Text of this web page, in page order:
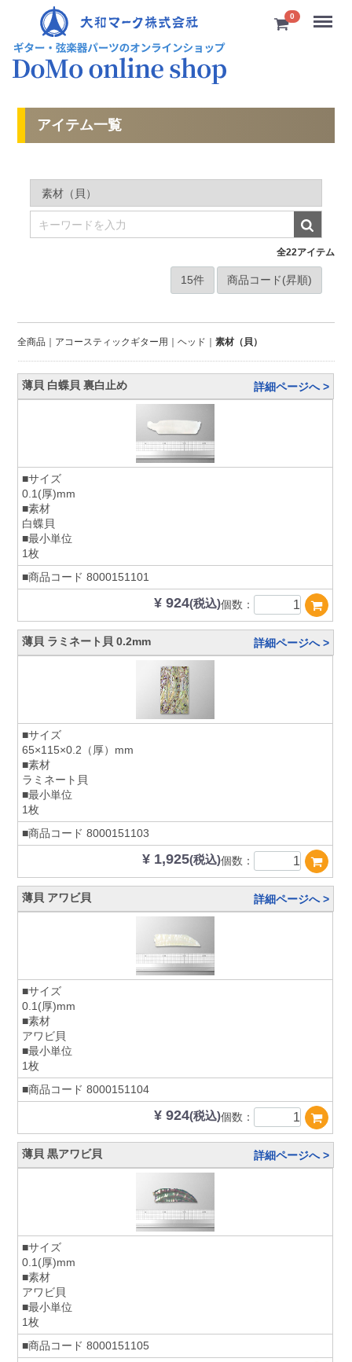
0 Menu
アイテム一覧
全22アイテム
全商品 アコースティックギター用 ヘッド 素材（貝）
薄貝 白蝶貝 裏白止め 詳細ページへ >
■サイズ
0.1(厚)mm
■素材
白蝶貝
■最小単位
1枚
■商品コード 8000151101
¥ 924(税込)個数：
薄貝 ラミネート貝 0.2mm 詳細ページへ >
■サイズ
65×115×0.2（厚）mm
■素材
ラミネート貝
■最小単位
1枚
■商品コード 8000151103
¥ 1,925(税込)個数：
薄貝 アワビ貝 詳細ページへ >
■サイズ
0.1(厚)mm
■素材
アワビ貝
■最小単位
1枚
■商品コード 8000151104
¥ 924(税込)個数：
薄貝 黒アワビ貝 詳細ページへ >
■サイズ
0.1(厚)mm
■素材
アワビ貝
■最小単位
1枚
■商品コード 8000151105